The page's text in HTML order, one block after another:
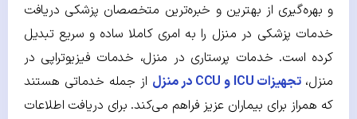
و بهره‌گیری از بهترین و خبره‌ترین متخصصان پزشکی دریافت
خدمات پزشکی در منزل را به امری کاملا ساده و سریع تبدیل
کرده است. خدمات پرستاری در منزل، خدمات فیزیوتراپی در
منزل،تجهیزات ICU و CCU در منزل
از جمله خدماتی هستند
که همراز برای بیماران عزیز فراهم می‌کند. برای دریافت اطلاعات